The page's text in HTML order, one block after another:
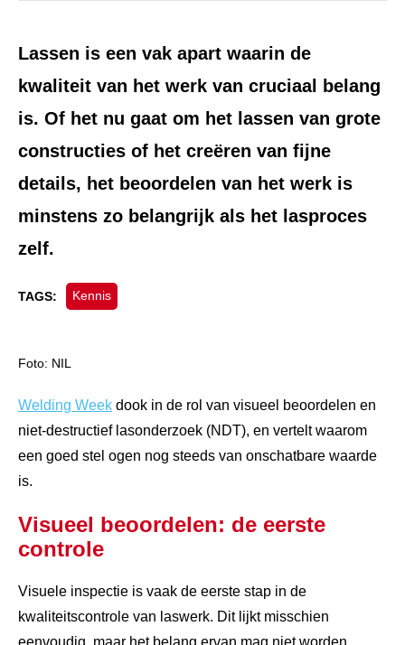
Lassen is een vak apart waarin de
kwaliteit van het werk van cruciaal belang
is. Of het nu gaat om het lassen van grote
constructies of het creëren van fijne
details, het beoordelen van het werk is
minstens zo belangrijk als het lasproces
zelf.
TAGS: Kennis
Foto: NIL
Welding Week dook in de rol van visueel beoordelen en
niet-destructief lasonderzoek (NDT), en vertelt waarom
een goed stel ogen nog steeds van onschatbare waarde
is.
Visueel beoordelen: de eerste
controle
Visuele inspectie is vaak de eerste stap in de
kwaliteitscontrole van laswerk. Dit lijkt misschien
eenvoudig, maar het belang ervan mag niet worden